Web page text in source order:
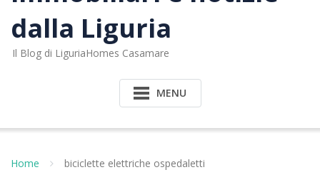
dalla Liguria
Il Blog di LiguriaHomes Casamare
MENU
Home biciclette elettriche ospedaletti